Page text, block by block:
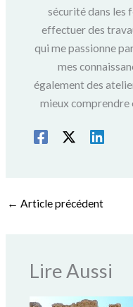
sécurité dans les
effectuer des
qui me passionne
mes
également des
mieux
← Article précédent
Lire Aussi